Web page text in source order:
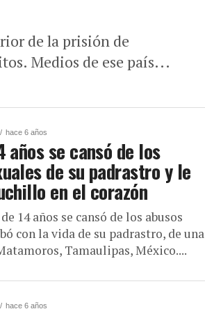
de la prisión de
Medios de ese país...
hace 6 años
años se cansó de los
de su padrastro y le
en el corazón
14 años se cansó de los abusos
con la vida de su padrastro, de una
Tamaulipas, México....
hace 6 años